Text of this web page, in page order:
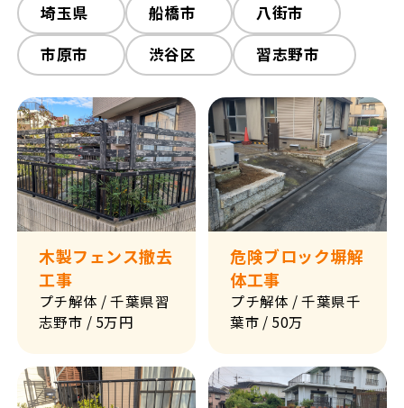
お問い合わせ
来店予約
埼玉県
船橋市
八街市
市原市
渋谷区 習志野市
木製フェンス撤去
工事
プチ解体 / 千葉県習
志野市 / 5万円
危険ブロック塀解
体工事
プチ解体 / 千葉県千
葉市 / 50万